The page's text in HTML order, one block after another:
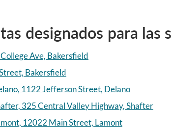
designados para las
Ave, Bakersfield
Bakersfield
1122 Jefferson Street, Delano
325 Central Valley Highway, Shafter
12022 Main Street, Lamont